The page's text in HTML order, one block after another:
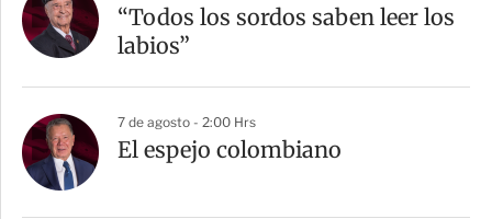
“Todos los sordos saben leer los
labios”
7 de agosto - 2:00 Hrs
El espejo colombiano